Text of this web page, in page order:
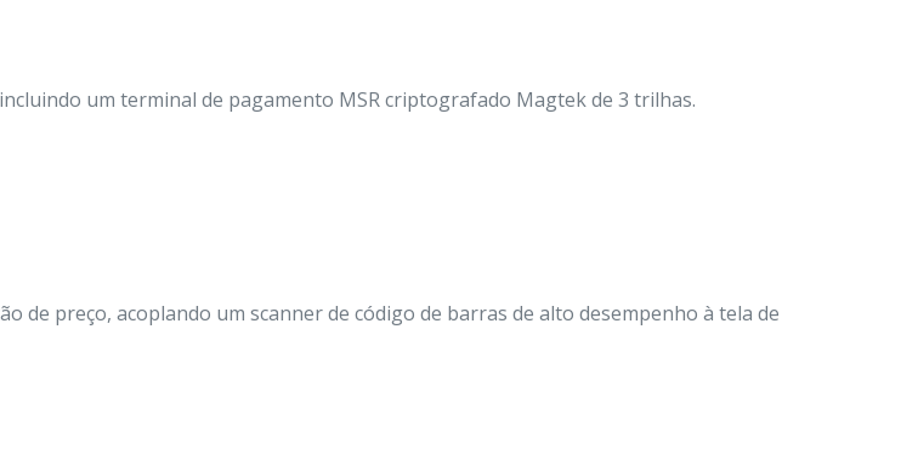
um terminal de pagamento MSR criptografado Magtek de 3 trilhas.
de preço, acoplando um scanner de código de barras de alto desempenho à tela de